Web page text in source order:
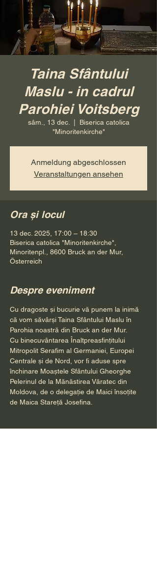
Taina Sfântului
Maslu - in cadrul
Parohiei Voitsberg
sâm., 13 dec.
Biserica catolica
"Minoritenkirche"
Anmeldung abgeschlossen
Veranstaltungen ansehen
Ora și locul
13 dec. 2025, 17:00 – 18:30
Biserica catolica "Minoritenkirche",
Minoritenpl., 8600 Bruck an der Mur,
Österreich
Despre eveniment
Cu dragoste și bucurie vă punem la inimă
că vom săvârși Taina Sfântului Maslu în
Parohia noastră din Bruck an der Mur.
Cu binecuvântarea Înaltpreasfințitului
Mitropolit Serafim al Germaniei, Europei
Centrale și de Nord, vor fi aduse spre
închinare Moaștele Sfântului Gheorghe
Pelerinul de la Mănăstirea Văratec din
Moldova, de o delegație de Maici însoțite
de Maica Stareță Josefina.